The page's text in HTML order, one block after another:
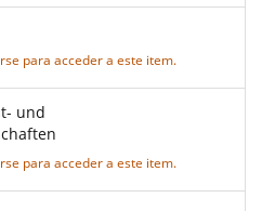
para acceder a este item.
und
para acceder a este item.